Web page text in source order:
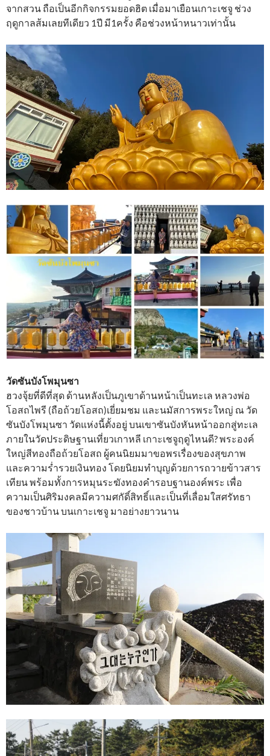
จากสวน ถือเป็นอีกกิจกรรมยอดฮิต เมื่อมาเยือนเกาะเชจู ช่วง
ฤดูกาลส้มเลยทีเดียว 1ปี มี1ครั้ง คือช่วงหน้าหนาวเท่านั้น
วัดซันบังโพมุนซา
ฮวงจุ้ยที่ดีที่สุด ด้านหลังเป็นภูเขาด้านหน้าเป็นทะเล หลวงพ่อ
โอสถไพรี (ถือถ้วยโอสถ)เยี่ยมชม และนมัสการพระใหญ่ ณ วัด
ซันบังโพมุนซา วัดแห่งนี้ตั้งอยู่ บนเขาซันบังหันหน้าออกสู่ทะเล
ภายในวัดประดิษฐานเที่ยวเกาหลี เกาะเชจูฤดูไหนดี? พระองค์
ใหญ่สีทองถือถ้วยโอสถ ผู้คนนิยมมาขอพรเรื่องของสุขภาพ
และความร่ำรวยเงินทอง โดยนิยมทำบุญด้วยการถวายข้าวสาร
เทียน พร้อมทั้งการหมุนระฆังทองคำรอบฐานองค์พระ เพื่อ
ความเป็นศิริมงคลมีความศกัดิ์สิทธิ์และเป็นที่เลื่อมใสศรัทธา
ของชาวบ้าน บนเกาะเชจู มาอย่างยาวนาน